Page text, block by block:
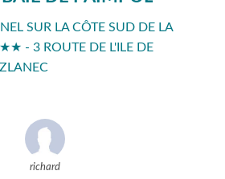
SUR LA CÔTE SUD DE LA
- 3 ROUTE DE L'ILE DE
richard